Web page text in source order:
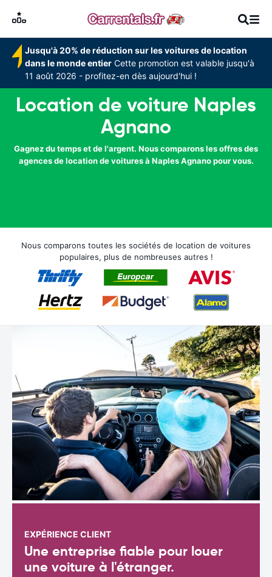
Jusqu'à 20% de réduction sur les voitures de location
dans le monde entier Cette promotion est valable jusqu'à
11 août 2026 - profitez-en dès aujourd'hui !
Location de voiture Naples
Agnano
Gagnez du temps et de l'argent. Nous comparons les offres des
agences de location de voitures à Naples Agnano pour vous.
Nous comparons toutes les sociétés de location de voitures
populaires, plus de nombreuses autres !
EXPÉRIENCE CLIENT
Une entreprise fiable pour louer
une voiture à l'étranger.